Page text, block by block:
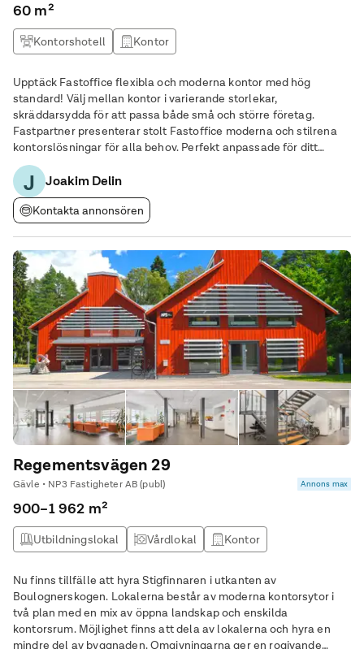
60 m²
Kontorshotell Kontor
Upptäck Fastoffice flexibla och moderna kontor med hög
standard! Välj mellan kontor i varierande storlekar,
skräddarsydda för att passa både små och större företag.
Fastpartner presenterar stolt Fastoffice moderna och stilrena
kontorslösningar för alla behov. Perfekt anpassade för ditt
företags tillväxt och trivsel. Fastpartner erbjuder sina
hyresgäster: - avgiftsfria parkeringsplatser
J Joakim Delin
Kontakta annonsören
Regementsvägen 29
Gävle • NP3 Fastigheter AB (publ) Annons max
900–1 962 m²
Utbildningslokal Vårdlokal
Kontor
Nu finns tillfälle att hyra Stigfinnaren i utkanten av
Boulognerskogen. Lokalerna består av moderna kontorsytor i
två plan med en mix av öppna landskap och enskilda
kontorsrum. Möjlighet finns att dela av lokalerna och hyra en
mindre del av byggnaden. Omgivningarna ger en rogivande